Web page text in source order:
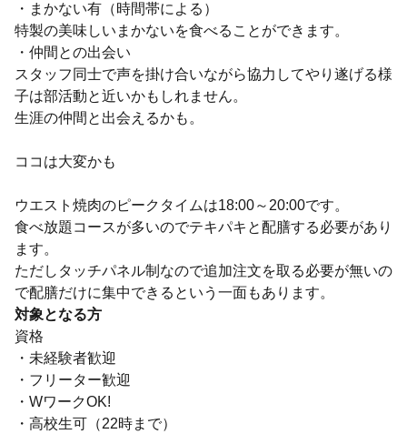
・まかない有（時間帯による）
特製の美味しいまかないを食べることができます。
・仲間との出会い
スタッフ同士で声を掛け合いながら協力してやり遂げる様
子は部活動と近いかもしれません。
生涯の仲間と出会えるかも。
ココは大変かも
ウエスト焼肉のピークタイムは18:00～20:00です。
食べ放題コースが多いのでテキパキと配膳する必要があり
ます。
ただしタッチパネル制なので追加注文を取る必要が無いの
で配膳だけに集中できるという一面もあります。
対象となる方
資格
・未経験者歓迎
・フリーター歓迎
・WワークOK!
・高校生可（22時まで）